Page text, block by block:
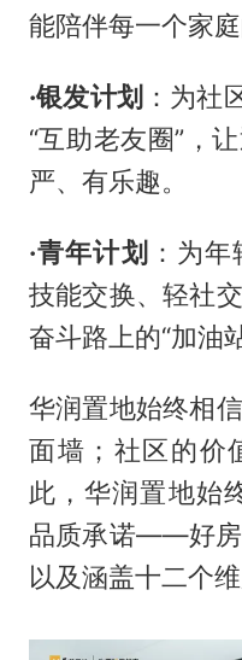
能陪伴每一个家庭
·银发计划 ：为社
“互助老友圈”，
严、有乐趣。
·青年计划 ：为
技能交换、轻社
奋斗路上的“加油
华润置地始终相
面墙；社区的价
此，华润置地始
品质承诺——好房
以及涵盖十二个